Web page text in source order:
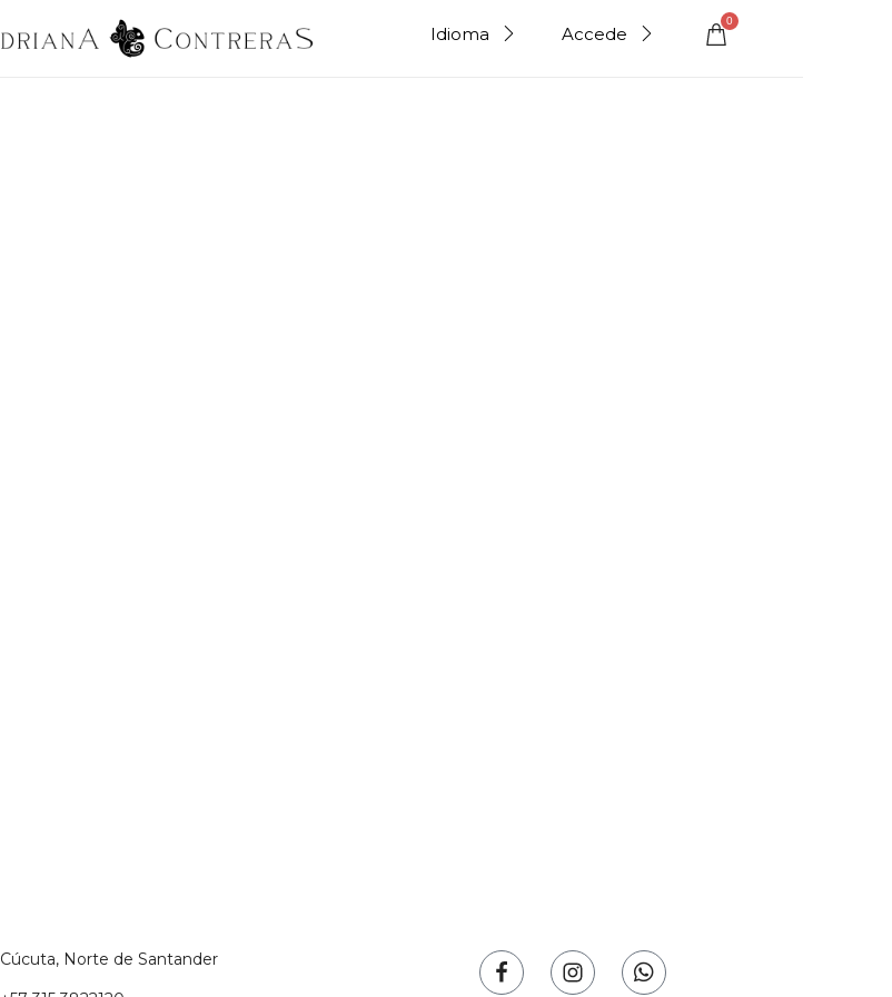
Idioma Accede
0
Cúcuta, Norte de Santander